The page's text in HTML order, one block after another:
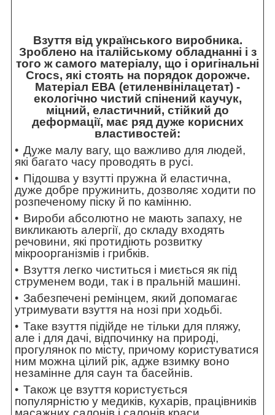
Взуття від українського виробника.
Зроблено на італійському обладнанні і з
того ж самого матеріалу, що і оригінальні
Crocs, які стоять на порядок дорожче.
Матеріал ЕВА (етиленвінілацетат) -
екологічно чистий спінений каучук,
міцний, еластичний, стійкий до
деформації, має ряд дуже корисних
властивостей:
Дуже малу вагу, що важливо для людей,
які багато часу проводять в русі.
Підошва у взутті пружна й еластична,
дуже добре пружинить, дозволяє ходити по
розпеченому піску й по камінню.
Вироби абсолютно не мають запаху, не
викликають алергії, до складу входять
речовини, які протидіють розвитку
мікроорганізмів і грибків.
Взуття легко чиститься і миється як під
струменем води, так і в пральній машині.
Забезпечені ремінцем, який допомагає
утримувати взуття на нозі при ходьбі.
Таке взуття підійде не тільки для пляжу,
але і для дачі, відпочинку на природі,
прогулянок по місту, причому користуватися
ним можна цілий рік, адже взимку воно
незамінне для саун та басейнів.
Також це взуття користується
популярністю у медиків, кухарів, працівників